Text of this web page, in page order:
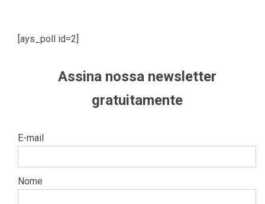
[ays_poll id=2]
Assina nossa newsletter
gratuitamente
E-mail
Nome